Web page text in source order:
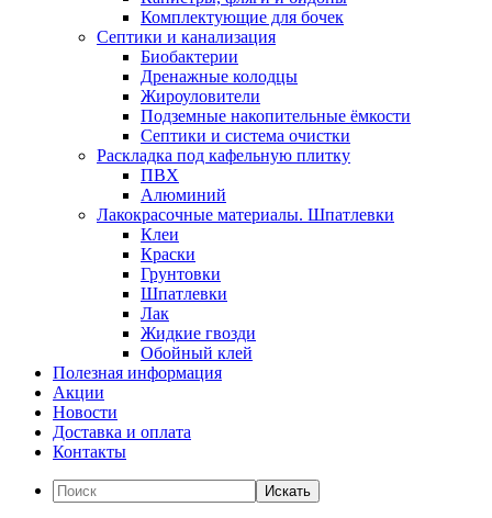
Комплектующие для бочек
Септики и канализация
Биобактерии
Дренажные колодцы
Жироуловители
Подземные накопительные ёмкости
Септики и система очистки
Раскладка под кафельную плитку
ПВХ
Алюминий
Лакокрасочные материалы. Шпатлевки
Клеи
Краски
Грунтовки
Шпатлевки
Лак
Жидкие гвозди
Обойный клей
Полезная информация
Акции
Новости
Доставка и оплата
Контакты
Искать